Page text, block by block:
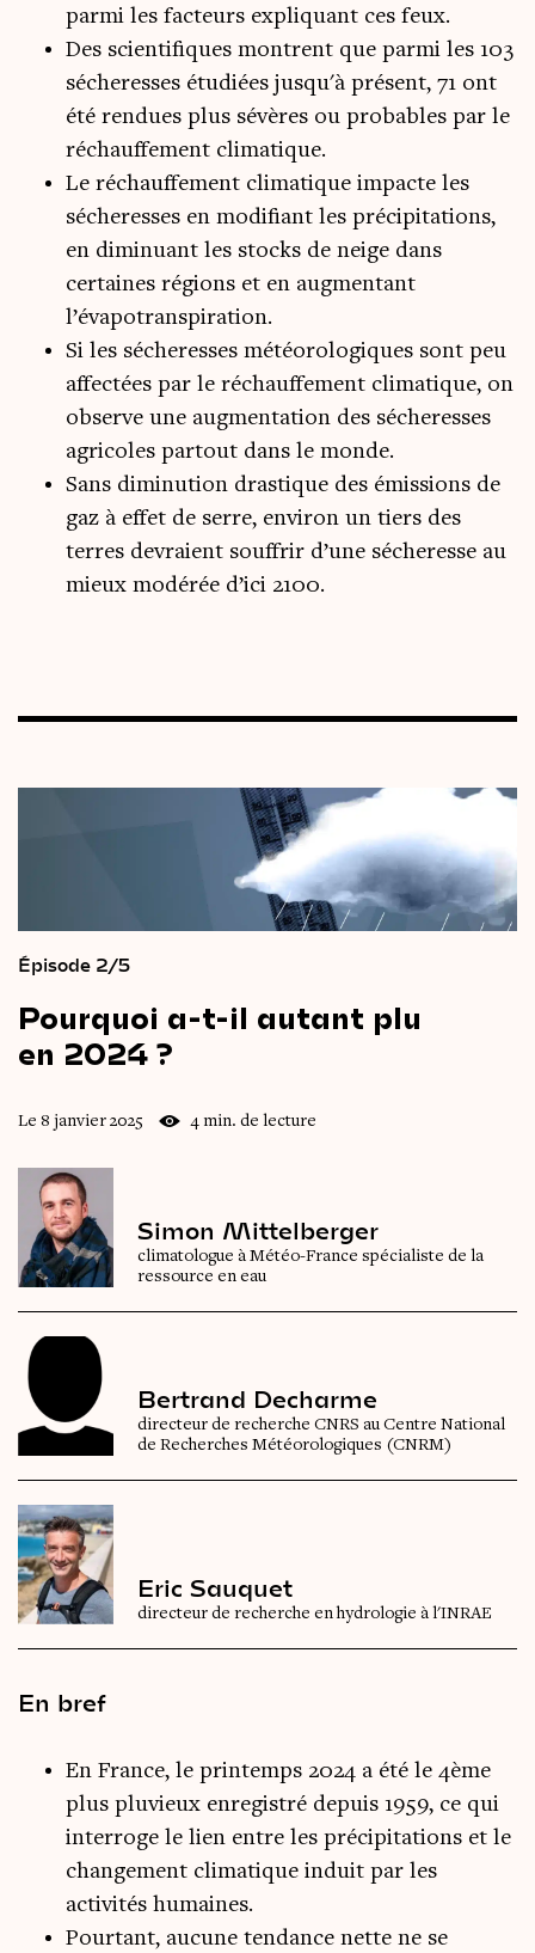
parmi les facteurs expliquant ces feux.
Des scientifiques montrent que parmi les 103
sécheresses étudiées jusqu'à présent, 71 ont
été rendues plus sévères ou probables par le
réchauffement climatique.
Le réchauffement climatique impacte les
sécheresses en modifiant les précipitations,
en diminuant les stocks de neige dans
certaines régions et en augmentant
l’évapotranspiration.
Si les sécheresses météorologiques sont peu
affectées par le réchauffement climatique, on
observe une augmentation des sécheresses
agricoles partout dans le monde.
Sans diminution drastique des émissions de
gaz à effet de serre, environ un tiers des
terres devraient souffrir d’une sécheresse au
mieux modérée d’ici 2100.
Épisode 2/5
Pourquoi a-t-il autant plu
en 2024 ?
Le 8 janvier 2025 4 min. de lecture
Simon Mittelberger
climatologue à Météo-France spécialiste de la
ressource en eau
Bertrand Decharme
directeur de recherche CNRS au Centre National
de Recherches Météorologiques (CNRM)
Eric Sauquet
directeur de recherche en hydrologie à l'INRAE
En bref
En France, le printemps 2024 a été le 4ème
plus pluvieux enregistré depuis 1959, ce qui
interroge le lien entre les précipitations et le
changement climatique induit par les
activités humaines.
Pourtant, aucune tendance nette ne se